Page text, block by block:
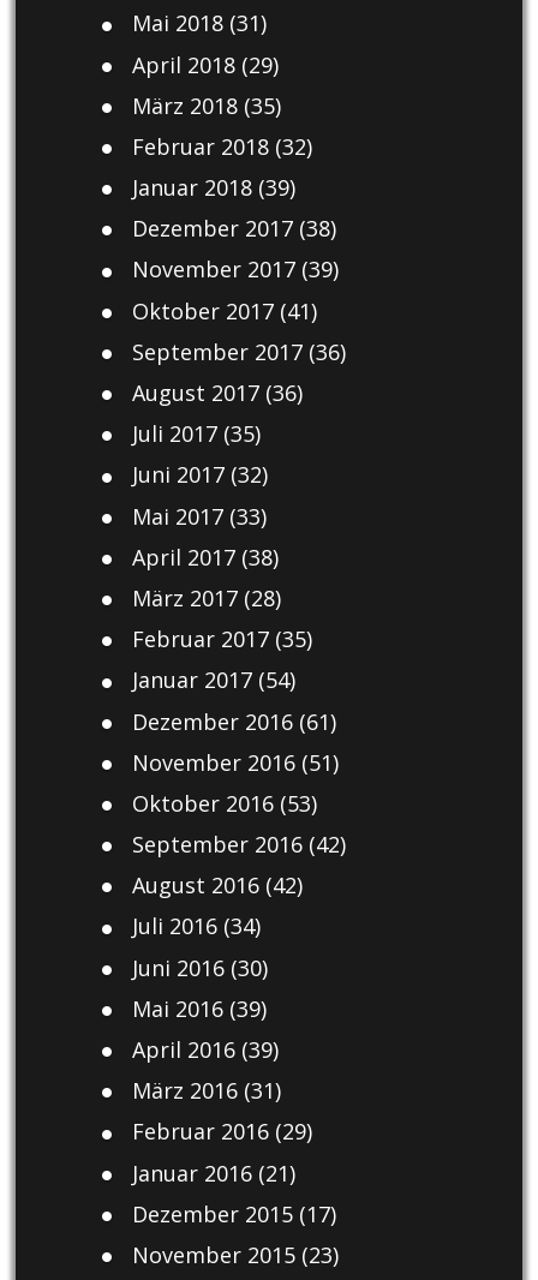
Mai 2018(31)
April 2018(29)
März 2018(35)
Februar 2018(32)
Januar 2018(39)
Dezember 2017(38)
November 2017(39)
Oktober 2017(41)
September 2017(36)
August 2017(36)
Juli 2017(35)
Juni 2017(32)
Mai 2017(33)
April 2017(38)
März 2017(28)
Februar 2017(35)
Januar 2017(54)
Dezember 2016(61)
November 2016(51)
Oktober 2016(53)
September 2016(42)
August 2016(42)
Juli 2016(34)
Juni 2016(30)
Mai 2016(39)
April 2016(39)
März 2016(31)
Februar 2016(29)
Januar 2016(21)
Dezember 2015(17)
November 2015(23)